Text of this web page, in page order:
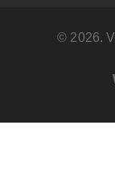
© 2026.